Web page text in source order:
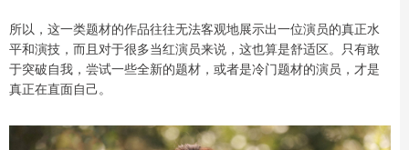
所以，这一类题材的作品往往无法客观地展示出一位演员的真正水
平和演技，而且对于很多当红演员来说，这也算是舒适区。只有敢
于突破自我，尝试一些全新的题材，或者是冷门题材的演员，才是
真正在直面自己。